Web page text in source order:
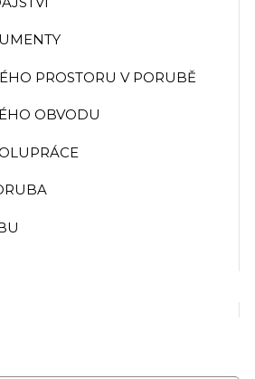
PROSTORU V PORUBĚ
OBVODU